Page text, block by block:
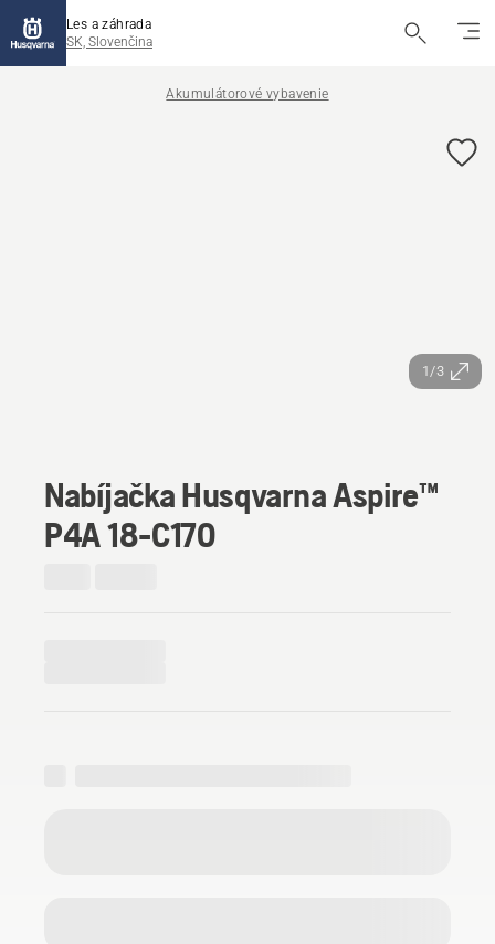
Les a záhrada
SK, Slovenčina
Akumulátorové vybavenie
1/3
Nabíjačka Husqvarna Aspire™
P4A 18-C170